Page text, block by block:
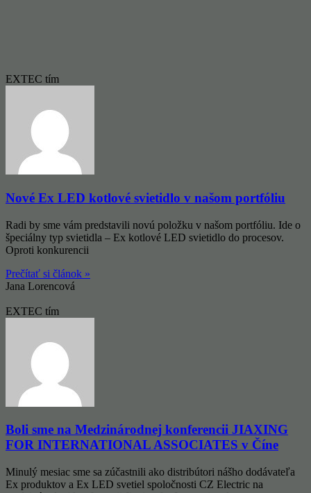
EXTEC tím
Nové Ex LED kotlové svietidlo v našom portfóliu
Radi by sme vám predstavili novú položku v našom portfóliu. Ide o
špeciálny typ svietidla – Ex kotlové LED svietidlo do procesov.
Oproti konkurencii
Prečítať si článok »
Jana Lorencová
EXTEC tím
Boli sme na Medzinárodnej konferencii JIAXING
FOR INTERNATIONAL ASSOCIATES v Číne
Minulý mesiac sme sa zúčastnili ako distribútori nášho dodávateľa
Ex produktov a Ex LED svetiel spoločnosti CZ Electric na